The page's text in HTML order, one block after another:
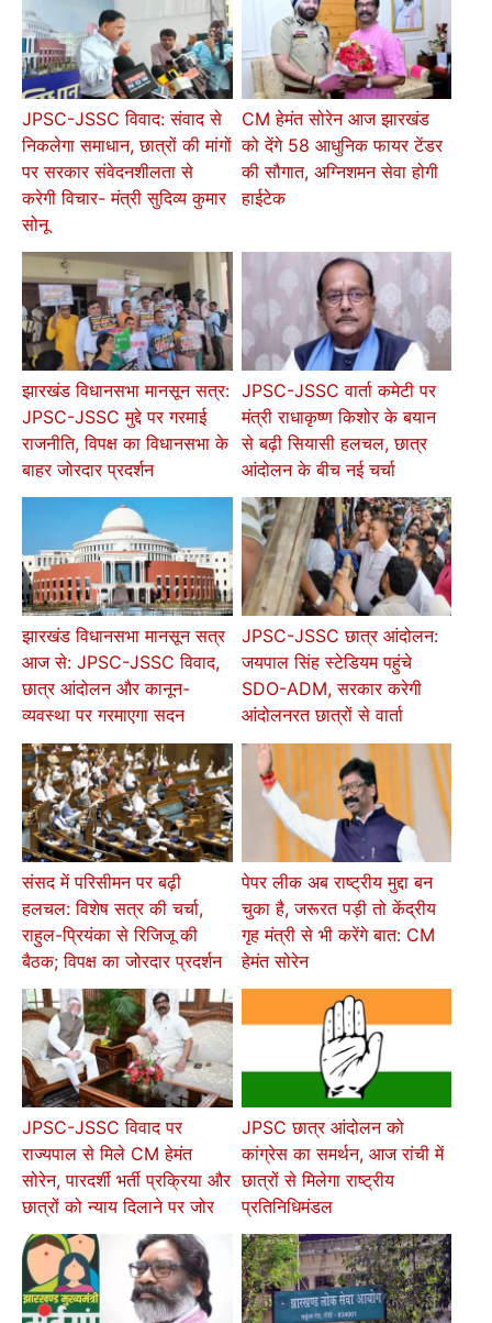
JPSC-JSSC विवाद: संवाद से
निकलेगा समाधान, छात्रों की मांगों
पर सरकार संवेदनशीलता से
करेगी विचार- मंत्री सुदिव्य कुमार
सोनू
CM हेमंत सोरेन आज झारखंड
को देंगे 58 आधुनिक फायर टेंडर
की सौगात, अग्निशमन सेवा होगी
हाईटेक
झारखंड विधानसभा मानसून सत्र:
JPSC-JSSC मुद्दे पर गरमाई
राजनीति, विपक्ष का विधानसभा के
बाहर जोरदार प्रदर्शन
JPSC-JSSC वार्ता कमेटी पर
मंत्री राधाकृष्ण किशोर के बयान
से बढ़ी सियासी हलचल, छात्र
आंदोलन के बीच नई चर्चा
झारखंड विधानसभा मानसून सत्र
आज से: JPSC-JSSC विवाद,
छात्र आंदोलन और कानून-
व्यवस्था पर गरमाएगा सदन
JPSC-JSSC छात्र आंदोलन:
जयपाल सिंह स्टेडियम पहुंचे
SDO-ADM, सरकार करेगी
आंदोलनरत छात्रों से वार्ता
संसद में परिसीमन पर बढ़ी
हलचल: विशेष सत्र की चर्चा,
राहुल-प्रियंका से रिजिजू की
बैठक; विपक्ष का जोरदार प्रदर्शन
पेपर लीक अब राष्ट्रीय मुद्दा बन
चुका है, जरूरत पड़ी तो केंद्रीय
गृह मंत्री से भी करेंगे बात: CM
हेमंत सोरेन
JPSC-JSSC विवाद पर
राज्यपाल से मिले CM हेमंत
सोरेन, पारदर्शी भर्ती प्रक्रिया और
छात्रों को न्याय दिलाने पर जोर
JPSC छात्र आंदोलन को
कांग्रेस का समर्थन, आज रांची में
छात्रों से मिलेगा राष्ट्रीय
प्रतिनिधिमंडल